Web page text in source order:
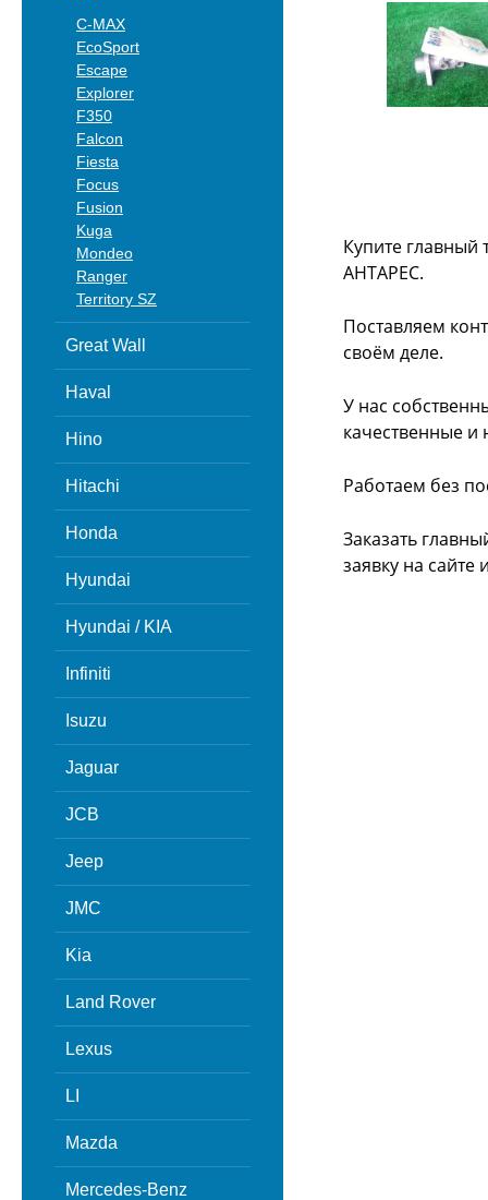
C-MAX
EcoSport
Escape
Explorer
F350
Falcon
Fiesta
Focus
Fusion
Kuga
Mondeo
Ranger
Territory SZ
Great Wall
Haval
Hino
Hitachi
Honda
Hyundai
Hyundai / KIA
Infiniti
Isuzu
Jaguar
JCB
Jeep
JMC
Kia
Land Rover
Lexus
LI
Mazda
Mercedes-Benz
Купите
АНТАРЕС.
Поставляем
своём деле.
У нас
качественные и
Работаем без
Заказать
заявку на сайте